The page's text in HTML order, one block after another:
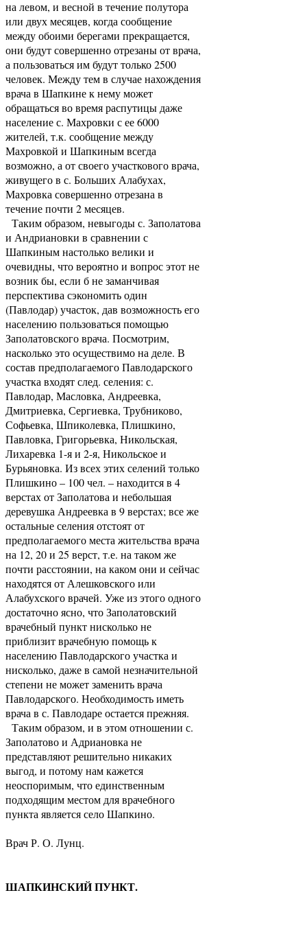
на левом, и весной в течение полутора
или двух месяцев, когда сообщение
между обоими берегами прекращается,
они будут совершенно отрезаны от врача,
а пользоваться им будут только 2500
человек. Между тем в случае нахождения
врача в Шапкине к нему может
обращаться во время распутицы даже
население с. Махровки с ее 6000
жителей, т.к. сообщение между
Махровкой и Шапкиным всегда
возможно, а от своего участкового врача,
живущего в с. Больших Алабухах,
Махровка совершенно отрезана в
течение почти 2 месяцев.
Таким образом, невыгоды с. Заполатова
и Андриановки в сравнении с
Шапкиным настолько велики и
очевидны, что вероятно и вопрос этот не
возник бы, если б не заманчивая
перспектива сэкономить один
(Павлодар) участок, дав возможность его
населению пользоваться помощью
Заполатовского врача. Посмотрим,
насколько это осуществимо на деле. В
состав предполагаемого Павлодарского
участка входят след. селения: с.
Павлодар, Масловка, Андреевка,
Дмитриевка, Сергиевка, Трубниково,
Софьевка, Шпиколевка, Плишкино,
Павловка, Григорьевка, Никольская,
Лихаревка 1-я и 2-я, Никольское и
Бурьяновка. Из всех этих селений только
Плишкино – 100 чел. – находится в 4
верстах от Заполатова и небольшая
деревушка Андреевка в 9 верстах; все же
остальные селения отстоят от
предполагаемого места жительства врача
на 12, 20 и 25 верст, т.е. на таком же
почти расстоянии, на каком они и сейчас
находятся от Алешковского или
Алабухского врачей. Уже из этого одного
достаточно ясно, что Заполатовский
врачебный пункт нисколько не
приблизит врачебную помощь к
населению Павлодарского участка и
нисколько, даже в самой незначительной
степени не может заменить врача
Павлодарского. Необходимость иметь
врача в с. Павлодаре остается прежняя.
Таким образом, и в этом отношении с.
Заполатово и Адриановка не
представляют решительно никаких
выгод, и потому нам кажется
неоспоримым, что единственным
подходящим местом для врачебного
пункта является село Шапкино.
Врач Р. О. Лунц.
ШАПКИНСКИЙ ПУНКТ.